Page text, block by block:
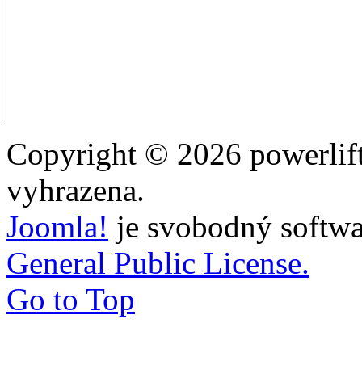
Copyright © 2026
vyhrazena.
Joomla! je svobodný
General Public License.
Go to Top